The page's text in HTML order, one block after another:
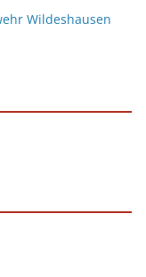
Wildeshausen